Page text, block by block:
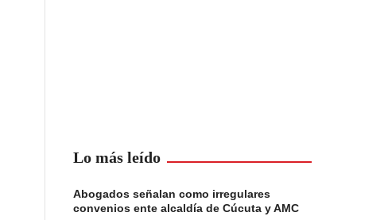
Lo más leído
Abogados señalan como irregulares
convenios ente alcaldía de Cúcuta y AMC